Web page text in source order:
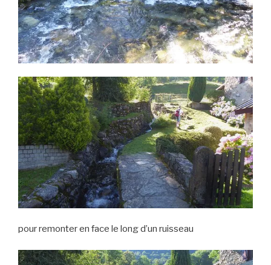
pour remonter en face le long d’un ruisseau